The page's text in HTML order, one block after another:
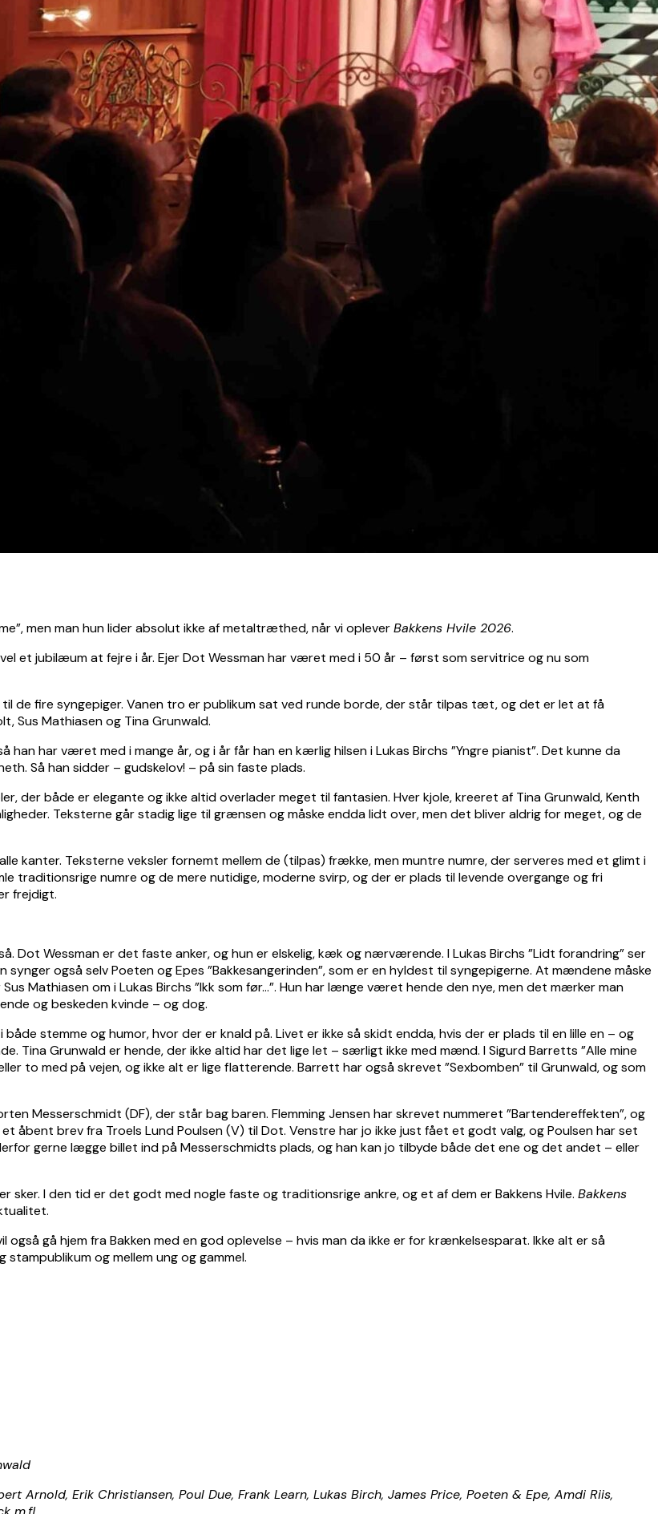
men man hun lider absolut ikke af metaltræthed, når vi opleverBakkens Hvile 2026.
et jubilæum at fejre i år. Ejer Dot Wessman har været med i 50 år – først som servitrice og nu som
til de fire syngepiger. Vanen tro er publikum sat ved runde borde, der står tilpas tæt, og det er let at få
Sus Mathiasen og Tina Grunwald.
han har været med i mange år, og i år får han en kærlig hilsen i Lukas Birchs ”Yngre pianist”. Det kunne da
Så han sidder – gudskelov! – på sin faste plads.
der både er elegante og ikke altid overlader meget til fantasien. Hver kjole, kreeret af Tina Grunwald, Kenth
Teksterne går stadig lige til grænsen og måske endda lidt over, men det bliver aldrig for meget, og de
kanter. Teksterne veksler fornemt mellem de (tilpas) frække, men muntre numre, der serveres med et glimt i
traditionsrige numre og de mere nutidige, moderne svirp, og der er plads til levende overgange og fri
frejdigt.
Dot Wessman er det faste anker, og hun er elskelig, kæk og nærværende. I Lukas Birchs ”Lidt forandring” ser
også selv Poeten og Epes ”Bakkesangerinden”, som er en hyldest til syngepigerne. At mændene måske
Mathiasen om i Lukas Birchs ”Ikk som før…”. Hun har længe været hende den nye, men det mærker man
og beskeden kvinde – og dog.
stemme og humor, hvor der er knald på. Livet er ikke så skidt endda, hvis der er plads til en lille en – og
Tina Grunwald er hende, der ikke altid har det lige let – særligt ikke med mænd. I Sigurd Barretts ”Alle mine
to med på vejen, og ikke alt er lige flatterende. Barrett har også skrevet ”Sexbomben” til Grunwald, og som
Messerschmidt (DF), der står bag baren. Flemming Jensen har skrevet nummeret ”Bartendereffekten”, og
åbent brev fra Troels Lund Poulsen (V) til Dot. Venstre har jo ikke just fået et godt valg, og Poulsen har set
gerne lægge billet ind på Messerschmidts plads, og han kan jo tilbyde både det ene og det andet – eller
sker. I den tid er det godt med nogle faste og traditionsrige ankre, og et af dem er Bakkens Hvile. Bakkens
også gå hjem fra Bakken med en god oplevelse – hvis man da ikke er for krænkelsesparat. Ikke alt er så
og mellem ung og gammel.
Arnold, Erik Christiansen, Poul Due, Frank Learn, Lukas Birch, James Price, Poeten & Epe, Amdi Riis,